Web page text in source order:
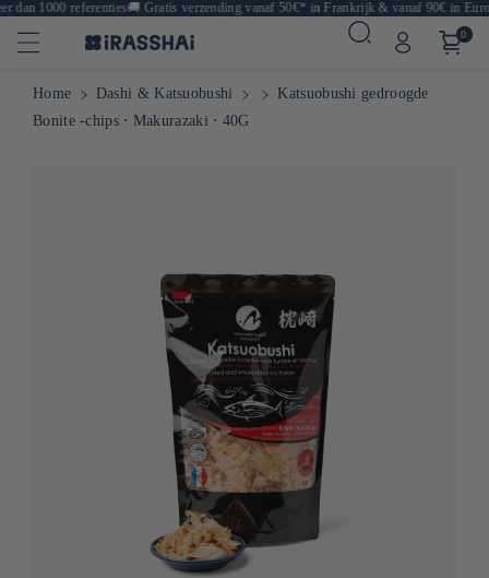
1000 referenties🚚Gratis verzending vanaf 50€* in Frankrijk & vanaf 90€ in
0
Home Dashi & Katsuobushi
Katsuobushi gedroogde
Bonite -chips ⋅ Makurazaki ⋅ 40G